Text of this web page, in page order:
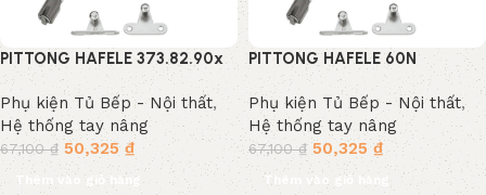
PITTONG HAFELE 373.82.90x
Phụ kiện Tủ Bếp - Nội thất,
Hệ thống tay nâng
67,100₫ 50,325 ₫
Thêm vào giỏ hàng
PITTONG HAFELE 60N
373.82.906
Phụ kiện Tủ Bếp - Nội thất,
Hệ thống tay nâng
67,100₫ 50,325₫
Thêm vào giỏ hàng